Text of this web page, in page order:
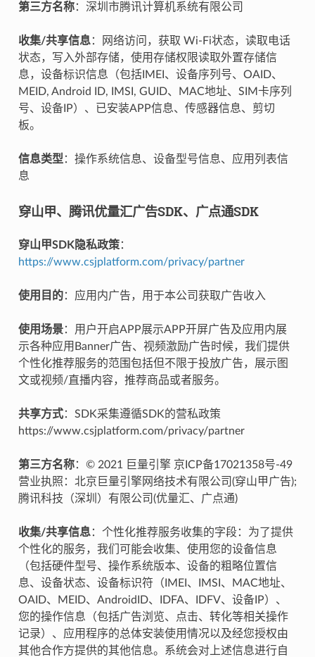
第三方名称：深圳市腾讯计算机系统有限公司
收集/共享信息：网络访问，获取 Wi-Fi状态，读取电话
状态，写入外部存储，使用存储权限读取外置存储信
息，设备标识信息（包括IMEI、设备序列号、OAID、
MEID, Android ID, IMSI, GUID、MAC地址、SIM卡序列
号、设备IP）、已安装APP信息、传感器信息、剪切
板。
信息类型 ：操作系统信息、设备型号信息、应用列表信
息
穿山甲、腾讯优量汇广告SDK、广点通SDK
穿山甲SDK隐私政策：
https://www.csjplatform.com/privacy/partner
使用目的：应用内广告，用于本公司获取广告收入
使用场景：用户开启APP展示APP开屏广告及应用内展
示各种应用Banner广告、视频激励广告时候，我们提供
个性化推荐服务的范围包括但不限于投放广告，展示图
文或视频/直播内容，推荐商品或者服务。
共享方式：SDK采集遵循SDK的营私政策
https://www.csjplatform.com/privacy/partner
第三方名称：© 2021 巨量引擎 京ICP备17021358号-49
营业执照：北京巨量引擎网络技术有限公司(穿山甲广告);
腾讯科技（深圳）有限公司(优量汇、广点通)
收集/共享信息：个性化推荐服务收集的字段：为了提供
个性化的服务，我们可能会收集、使用您的设备信息
（包括硬件型号、操作系统版本、设备的粗略位置信
息、设备状态、设备标识符（IMEI、IMSI、MAC地址、
OAID、MEID、AndroidID、IDFA、IDFV、设备IP）、
您的操作信息（包括广告浏览、点击、转化等相关操作
记录）、应用程序的总体安装使用情况以及经您授权由
其他合作方提供的其他信息。系统会对上述信息进行自